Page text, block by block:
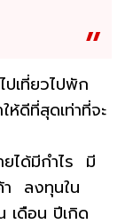
เที่ยวไปพัก
ดีที่สุดเท่าที่จะ
ได้มีกำไร มี
า ลงทุนใน
เดือน ปีเกิด